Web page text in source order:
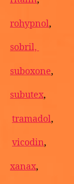
rohypnol,
sobril,
suboxone,
subutex,
tramadol,
vicodin,
xanax,